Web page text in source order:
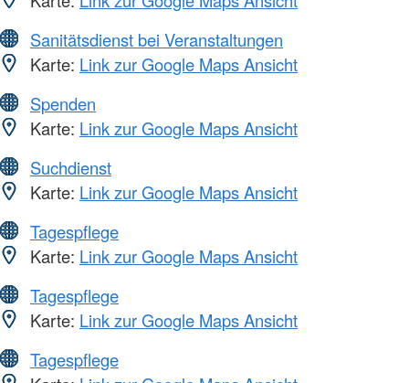
Sanitätsdienst bei Veranstaltungen
Karte: Link zur Google Maps Ansicht
Spenden
Karte: Link zur Google Maps Ansicht
Suchdienst
Karte: Link zur Google Maps Ansicht
Tagespflege
Karte: Link zur Google Maps Ansicht
Tagespflege
Karte: Link zur Google Maps Ansicht
Tagespflege